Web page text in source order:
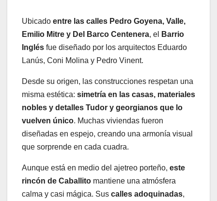
Ubicado entre las calles Pedro Goyena, Valle,
Emilio Mitre y Del Barco Centenera, el
Barrio
Inglés fue diseñado por los arquitectos Eduardo
Lanús, Coni Molina y Pedro Vinent.
Desde su origen, las construcciones respetan una
misma estética: simetría en las casas, materiales
nobles y detalles Tudor y georgianos que lo
vuelven único. Muchas viviendas fueron
diseñadas en espejo, creando una armonía visual
que sorprende en cada cuadra.
Aunque está en medio del ajetreo porteño, este
rincón de Caballito mantiene una atmósfera
calma y casi mágica. Sus calles adoquinadas,